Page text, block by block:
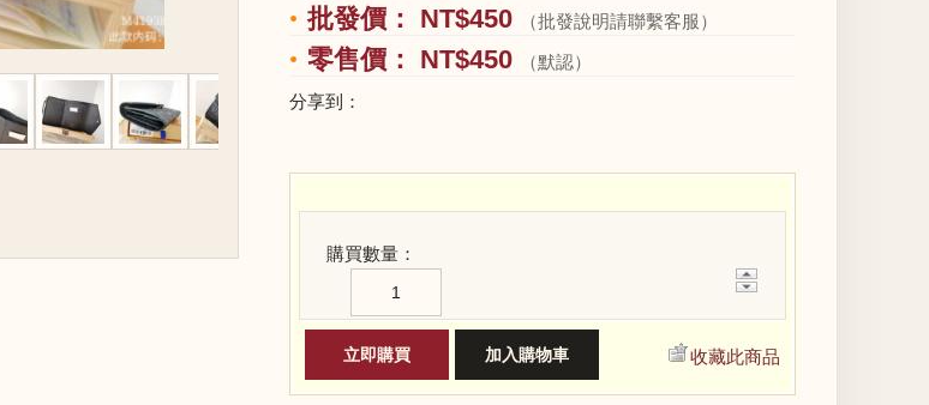
批發價： NT$450 （批發說明請聯繫客服）
零售價： NT$450
（默認）
分享到：
購買數量：
+
−
收藏此商品